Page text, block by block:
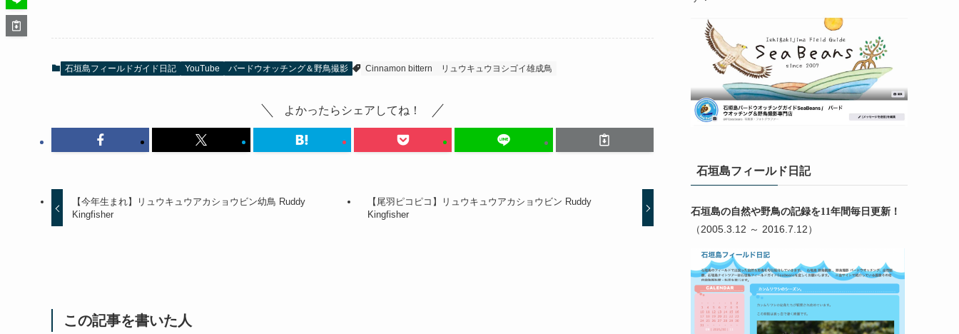
石垣島フィールドガイド日記 YouTube バードウオッチング＆野鳥撮影 Cinnamon bittern リュウキュウヨシゴイ雄成鳥
よかったらシェアしてね！
【今年生まれ】リュウキュウアカショウビン幼鳥 Ruddy
Kingfisher
【尾羽ピコピコ】リュウキュウアカショウビン Ruddy
Kingfisher
この記事を書いた人
石垣島フィールド日記
石垣島の自然や野鳥の記録を11年間毎日更新！
（2005.3.12 ～ 2016.7.12）